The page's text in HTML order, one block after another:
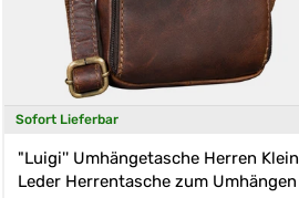
Sofort Lieferbar
"Luigi'' Umhängetasche Herren Klein
Leder Herrentasche zum Umhängen